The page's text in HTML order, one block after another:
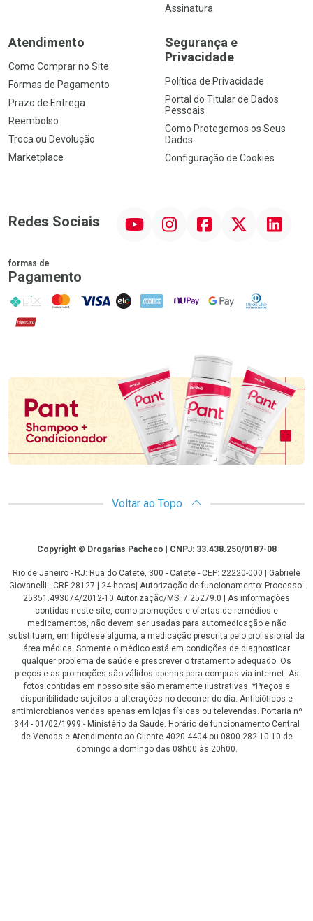
Assinatura
Atendimento
Como Comprar no Site
Formas de Pagamento
Prazo de Entrega
Reembolso
Troca ou Devolução
Marketplace
Segurança e
Privacidade
Política de Privacidade
Portal do Titular de Dados
Pessoais
Como Protegemos os Seus
Dados
Configuração de Cookies
Redes Sociais InstagramFacebookTwitter Linkedin
formas de
Pagamento
PIX MasterCard
VISA ELO AMEX NuPay Google PayDiners Club
Hipercard
Promoção em Destaque
Voltar ao Topo
CopyrightCopyright © Drogarias Pacheco | CNPJ: 33.438.250/0187-08
Rio de Janeiro - RJ: Rua do Catete, 300 - Catete - CEP: 22220-000 | Gabriele
Giovanelli - CRF 28127 | 24 horas| Autorização de funcionamento: Processo:
25351.493074/2012-10 Autorização/MS: 7.25279.0 | As informações
contidas neste site, como promoções e ofertas de remédios e
medicamentos, não devem ser usadas para automedicação e não
substituem, em hipótese alguma, a medicação prescrita pelo profissional da
área médica. Somente o médico está em condições de diagnosticar
qualquer problema de saúde e prescrever o tratamento adequado. Os
preços e as promoções são válidos apenas para compras via internet. As
fotos contidas em nosso site são meramente ilustrativas. *Preços e
disponibilidade sujeitos a alterações no decorrer do dia. Antibióticos e
antimicrobianos vendas apenas em lojas físicas ou televendas. Portaria nº
344 - 01/02/1999 - Ministério da Saúde. Horário de funcionamento Central
de Vendas e Atendimento ao Cliente 4020 4404 ou 0800 282 10 10 de
domingo a domingo das 08h00 às 20h00.